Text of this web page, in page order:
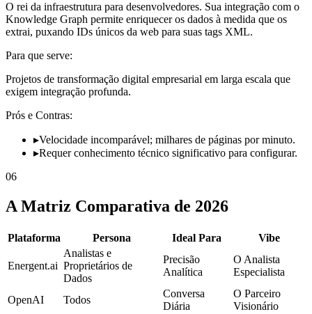
O rei da infraestrutura para desenvolvedores. Sua integração com o
Knowledge Graph permite enriquecer os dados à medida que os
extrai, puxando IDs únicos da web para suas tags XML.
Para que serve:
Projetos de transformação digital empresarial em larga escala que
exigem integração profunda.
Prós e Contras:
▸Velocidade incomparável; milhares de páginas por minuto.
▸Requer conhecimento técnico significativo para configurar.
06
A Matriz Comparativa de 2026
Plataforma Persona Ideal Para Vibe
Energent.ai
Analistas e
Proprietários de
Dados
Precisão
Analítica
O Analista
Especialista
OpenAI Todos
Conversa
Diária
O Parceiro
Visionário